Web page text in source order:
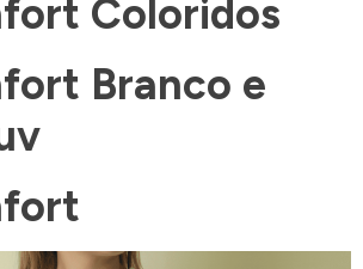
Coloridos
Branco e